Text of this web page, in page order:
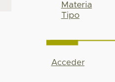
Materia
Tipo
Acceder